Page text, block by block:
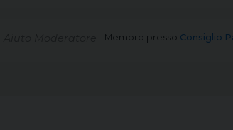
Membro presso Consiglio